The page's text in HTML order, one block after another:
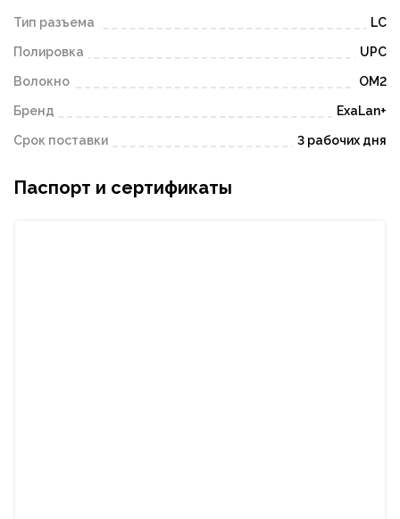
Тип разъема LC
Полировка UPC
Волокно OM2
Бренд ExaLan+
Срок поставки 3 рабочих дня
Паспорт и сертификаты